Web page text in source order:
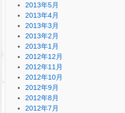
2013年5月
2013年4月
2013年3月
2013年2月
2013年1月
2012年12月
2012年11月
2012年10月
2012年9月
2012年8月
2012年7月